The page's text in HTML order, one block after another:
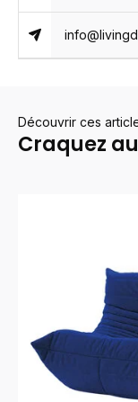
Découvrir ces
Craquez